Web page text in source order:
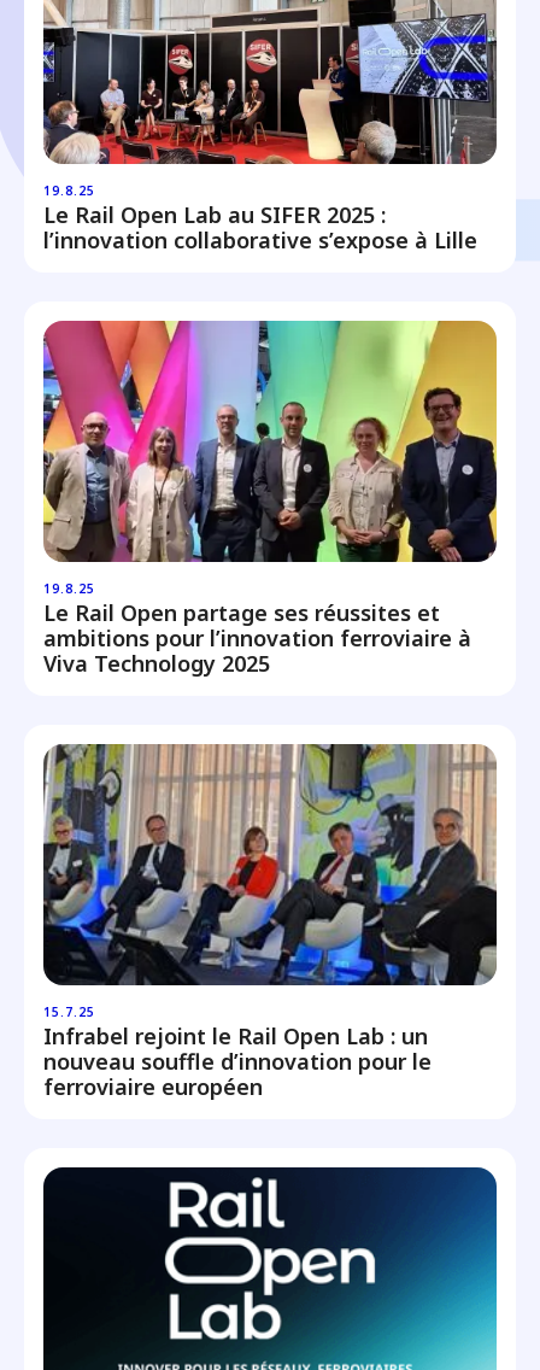
19.8.25
Le Rail Open Lab au SIFER 2025 :
l’innovation collaborative s’expose à Lille
19.8.25
Le Rail Open partage ses réussites et
ambitions pour l’innovation ferroviaire à
Viva Technology 2025
15.7.25
Infrabel rejoint le Rail Open Lab : un
nouveau souffle d’innovation pour le
ferroviaire européen